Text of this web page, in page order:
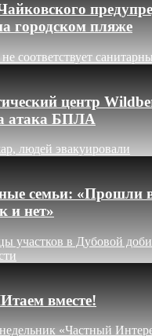
городском пляже
соответствует
центр
атака БПЛА
людей эвакуировали
семьи: «Прошли
и нет»
участков в Дубовой
вместе!
«Частный